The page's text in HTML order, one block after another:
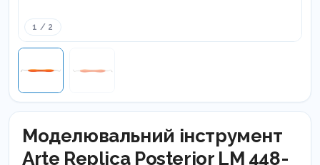
1 / 2
Моделювальний інструмент
Arte Replica Posterior LM 448-